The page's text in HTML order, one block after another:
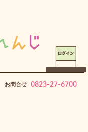
お問合せ 0823-27-6700